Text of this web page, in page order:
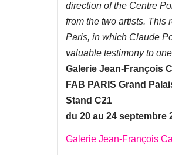
direction of the Centre
from the two artists. This
Paris, in which Claude
valuable testimony to
Galerie Jean-François
FAB PARIS Grand
Stand C21
du 20 au 24 septembre
Galerie Jean-François